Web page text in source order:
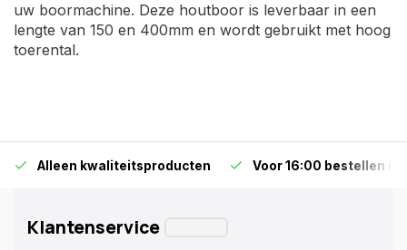
uw boormachine. Deze houtboor is leverbaar in een
lengte van 150 en 400mm en wordt gebruikt met hoog
toerental.
Alleen kwaliteitsproducten Voor 16:00 bestellen is
Klantenservice